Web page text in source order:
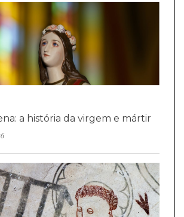
a história da virgem e mártir